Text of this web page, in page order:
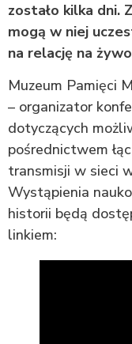
zostało kilka dni.
mogą w niej
na relację na
Muzeum Pamięci
– organizator
dotyczących
pośrednictwem
transmisji w sieci
Wystąpienia
historii będą
linkiem: